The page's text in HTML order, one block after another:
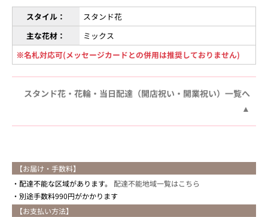
スタイル：
スタンド花
主な花材：
ミックス
※名札対応可(メッセージカードとの併用は推奨しておりません)
スタンド花・花輪・当日配達（開店祝い・開業祝い）一覧へ
【お届け・手数料】
配達不能な区域があります。 配達不能地域一覧はこちら
別途手数料990円がかかります
【お支払い方法】